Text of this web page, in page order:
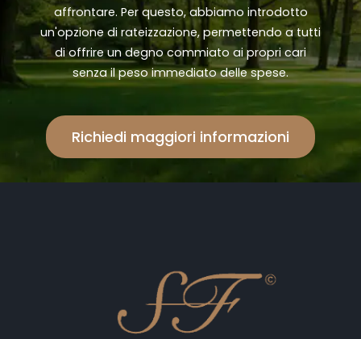
affrontare. Per questo, abbiamo introdotto
un'opzione di rateizzazione, permettendo a tutti
di offrire un degno commiato ai propri cari
senza il peso immediato delle spese.
Richiedi maggiori informazioni